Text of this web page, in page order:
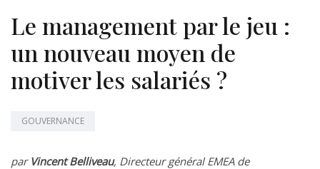
Le management par le jeu :
un nouveau moyen de
motiver les salariés ?
GOUVERNANCE
par Vincent Belliveau, Directeur général EMEA de